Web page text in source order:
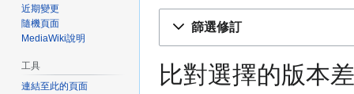
覽尋
篩選修訂
比對選擇的版本
近期變更
隨機頁面
MediaWiki說明
工具
連結至此的頁面